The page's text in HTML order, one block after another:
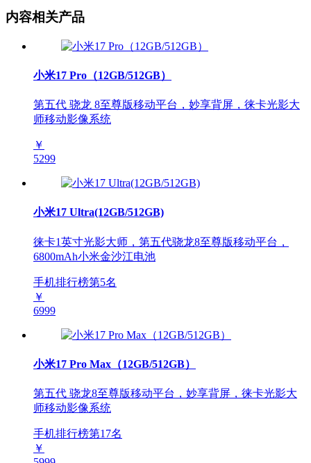
内容相关产品
小米17 Pro（12GB/512GB）
第五代 骁龙 8至尊版移动平台，妙享背屏，徕卡光影大
师移动影像系统
￥
5299
小米17 Ultra(12GB/512GB)
徕卡1英寸光影大师，第五代骁龙8至尊版移动平台，
6800mAh小米金沙江电池
手机排行榜第5名
￥
6999
小米17 Pro Max（12GB/512GB）
第五代 骁龙8至尊版移动平台，妙享背屏，徕卡光影大
师移动影像系统
手机排行榜第17名
￥